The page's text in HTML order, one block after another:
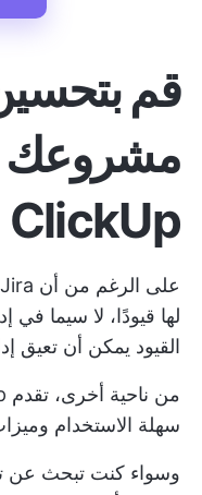
قم
مشروعك
ClickUp
لها قيودًا، لا سيما في
القيود يمكن أن تعيق
سهلة الاستخدام
وسواء كنت تبحث عن